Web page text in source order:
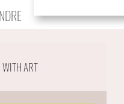
petits espaces
ART